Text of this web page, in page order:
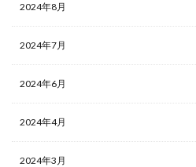
2024年8月
2024年7月
2024年6月
2024年4月
2024年3月